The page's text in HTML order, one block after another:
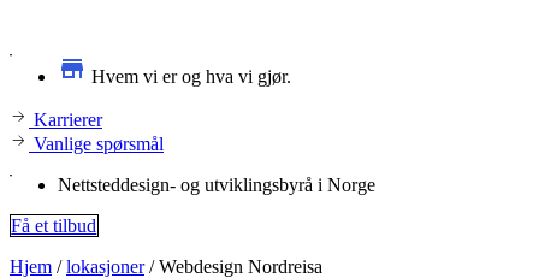
Hvem vi er og hva vi gjør.
Karrierer
Vanlige spørsmål
Nettsteddesign- og utviklingsbyrå i Norge
Få et tilbud
Hjem /lokasjoner/Webdesign Nordreisa